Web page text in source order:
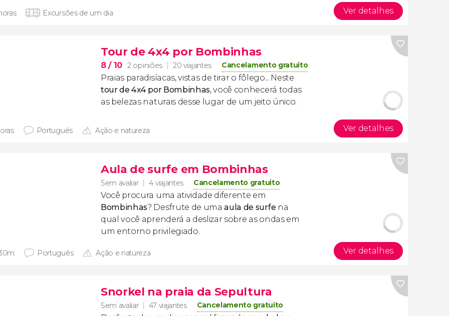
Excursões de um dia Ver detalhes
Tour de 4x4 por Bombinhas
8/ 10 2 opiniões 20 viajantes Cancelamento gratuito
Praias paradisíacas, vistas de tirar o fôlego... Neste
tour de 4x4 por Bombinhas, você conhecerá todas
as belezas naturais desse lugar de um jeito único.
Português Ação e natureza Ver detalhes
Aula de surfe em Bombinhas
Sem avaliar 4 viajantes Cancelamento gratuito
Você procura uma atividade diferente em
Bombinhas? Desfrute de umaaula de surfe na
qual você aprenderá a deslizar sobre as ondas em
um entorno privilegiado.
Português Ação e natureza Ver detalhes
Snorkel na praia da Sepultura
Sem avaliar 47 viajantes Cancelamento gratuito